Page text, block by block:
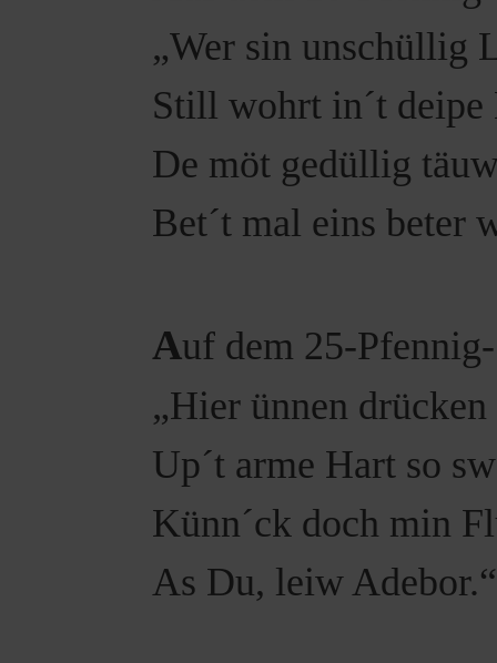
„Wer sin unschüllig
Still wohrt in´t deipe
De möt gedüllig
Bet´t mal eins beter
Auf dem 25-
„Hier ünnen
Up´t arme Hart so
Künn´ck doch min
As Du, leiw Adebor.“